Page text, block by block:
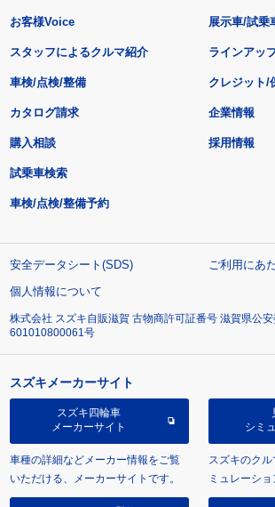
お客様Voice
スタッフによるクルマ紹介
展示車/試乗
ラインアッ
車検/点検/整備 クレジット/
カタログ請求
購入相談
試乗車検索
車検/点検/整備予約
企業情報
採用情報
安全データシート(SDS)
ご利用にあ
個人情報について
株式会社 スズキ自販滋賀 古物商許可証番号 滋賀県公
601010800061号
スズキメーカーサイト
スズキ四輪車
メーカーサイト
車種の詳細などメーカー情報をご覧
いただける、メーカーサイトです。
シミ
スズキのク
ミュレーショ